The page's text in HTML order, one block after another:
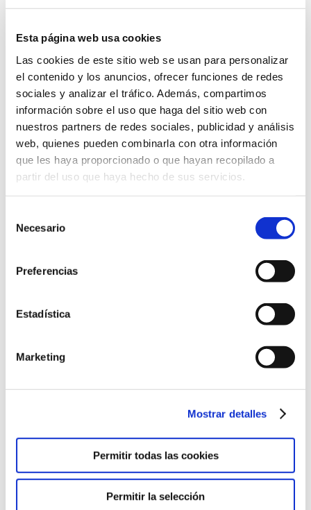
Esta página web usa cookies
Las cookies de este sitio web se usan para personalizar
el contenido y los anuncios, ofrecer funciones de redes
sociales y analizar el tráfico. Además, compartimos
información sobre el uso que haga del sitio web con
nuestros partners de redes sociales, publicidad y análisis
web, quienes pueden combinarla con otra información
que les haya proporcionado o que hayan recopilado a
partir del uso que haya hecho de sus servicios.
Necesario
Preferencias
Estadística
Marketing
Mostrar detalles
Permitir todas las cookies
Permitir la selección
ESO
En esta etapa, en la que los alumnos comienzan a
demandar un mayor grado de libertad y de
autonomía frente a los adultos, es esencial
educarles también en el sentido de la
responsabilidad y de la autodisciplina.
Leer más